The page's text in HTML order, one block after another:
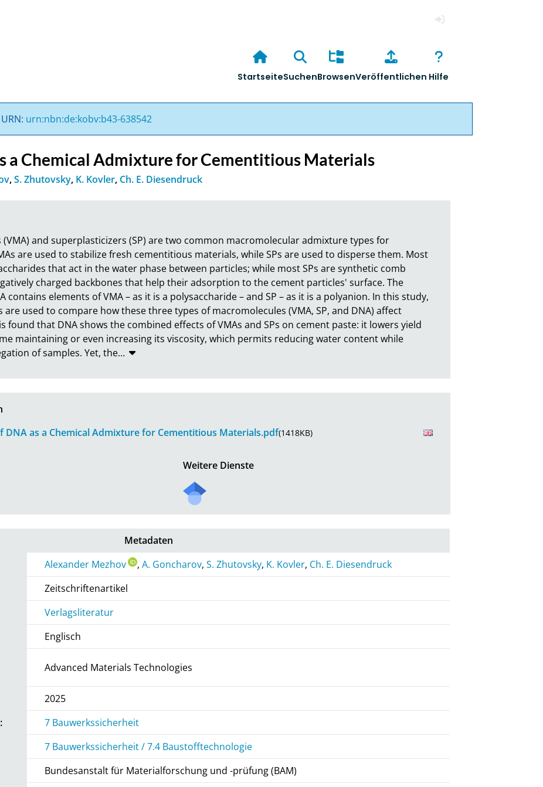
StartseiteSuchenBrowsenVeröffentlichen Hilfe
urn:nbn:de:kobv:b43-638542
a Chemical Admixture for Cementitious Materials
,S. Zhutovsky, K. Kovler, Ch. E. Diesendruck
and superplasticizers (SP) are two common macromolecular admixture types for
are used to stabilize fresh cementitious materials, while SPs are used to disperse them. Most
that act in the water phase between particles; while most SPs are synthetic comb
charged backbones that help their adsorption to the cement particles' surface. The
elements of VMA – as it is a polysaccharide – and SP – as it is a polyanion. In this study,
used to compare how these three types of macromolecules (VMA, SP, and DNA) affect
found that DNA shows the combined effects of VMAs and SPs on cement paste: it lowers yield
maintaining or even increasing its viscosity, which permits reducing water content while
of samples. Yet, the…
DNA as a Chemical Admixture for Cementitious Materials.pdf(1418KB)
Weitere Dienste
Metadaten
Alexander Mezhov ,A. Goncharov,S. Zhutovsky, K. Kovler, Ch. E. Diesendruck
Zeitschriftenartikel
Verlagsliteratur
Englisch
Advanced Materials Technologies
2025
7 Bauwerkssicherheit
7 Bauwerkssicherheit / 7.4 Baustofftechnologie
Bundesanstalt für Materialforschung und -prüfung (BAM)